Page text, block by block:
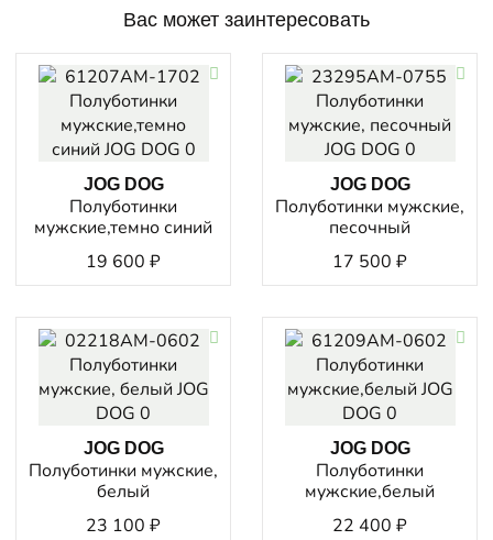
Вас может заинтересовать
JOG DOG
Полуботинки
мужские,темно синий
19 600 ₽
JOG DOG
Полуботинки мужские,
песочный
17 500 ₽
JOG DOG
Полуботинки мужские,
белый
23 100 ₽
JOG DOG
Полуботинки
мужские,белый
22 400 ₽